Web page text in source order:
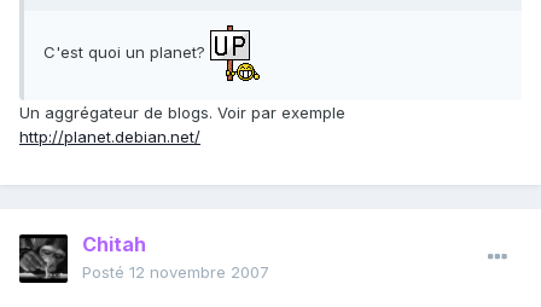
C'est quoi un planet?
Un aggrégateur de blogs. Voir par exemple
http://planet.debian.net/
Chitah
Posté 12 novembre 2007